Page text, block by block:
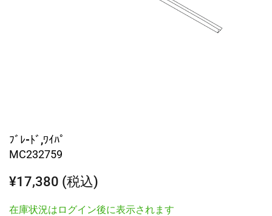
ﾌﾞﾚ-ﾄﾞ,ﾜｲﾊﾟ
MC232759
¥17,380 (税込)
在庫状況はログイン後に表示されます